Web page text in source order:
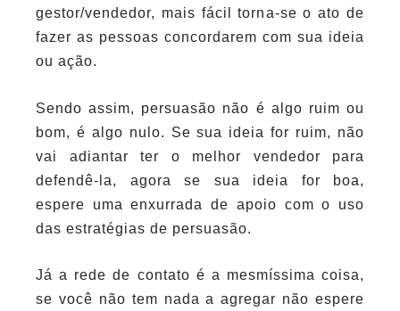
gestor/vendedor, mais fácil torna-se o ato de
fazer as pessoas concordarem com sua ideia
ou ação.
Sendo assim, persuasão não é algo ruim ou
bom, é algo nulo. Se sua ideia for ruim, não
vai adiantar ter o melhor vendedor para
defendê-la, agora se sua ideia for boa,
espere uma enxurrada de apoio com o uso
das estratégias de persuasão.
Já a rede de contato é a mesmíssima coisa,
se você não tem nada a agregar não espere